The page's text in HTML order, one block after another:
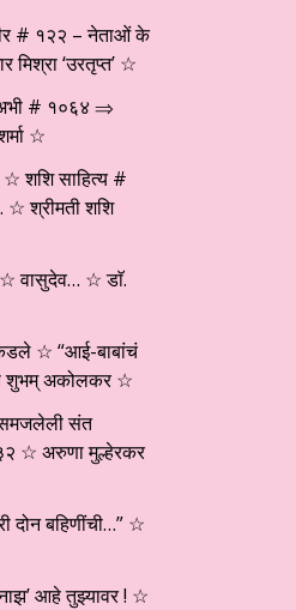
# १२२ – नेताओं के
मिश्रा ‘उरतृप्त’ ☆
# १०६४ ⇒
☆
☆ शशि साहित्य #
☆ श्रीमती शशि
☆ वासुदेव… ☆ डाॅ.
☆ “आई-बाबांचं
शुभम् अकोलकर ☆
समजलेली संत
☆ अरुणा मुल्हेरकर
दोन बहिणींची…” ☆
आहे तुझ्यावर ! ☆